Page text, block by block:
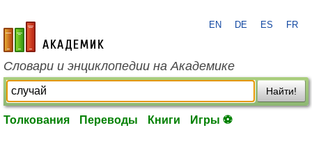
academic.ru
EN DE ES FR
Словари и энциклопедии на Академике
Найти!
Толкования Переводы Книги Игры ⚽